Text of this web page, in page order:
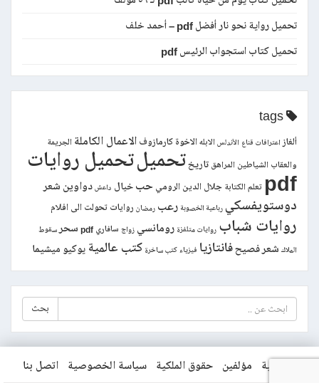
تحميل رواية نحو نار أفضل pdf – أحمد خلف
تحميل كتاب استجواب الرئيس pdf
ألغاز اعترافات قناع الأندلس الابلهالاخوة كارمازوف الاعمال الكاملة الجريمة
والعقاب الشياطين المراهق تاريختحميلتحميل روايات
pdf تعلم الكتابة جلال الدين الرومي حب خيال داعش دواوين شعر
دوستويفسكي رباعية الخصوبة رعب رمضان روايات تحولت الى افلام
روايات شباب روايات متلفزة رومانسي زواج سافاري pdf سحر سقوط
الملاك شعر فصيحفانتازيا فيزياء كتب ساخرة كتب عالمية يوكيو ميشيما
بحث
الرئيسية مؤلفين حقوق الملكية سياسة الخصوصية اتصل بنا